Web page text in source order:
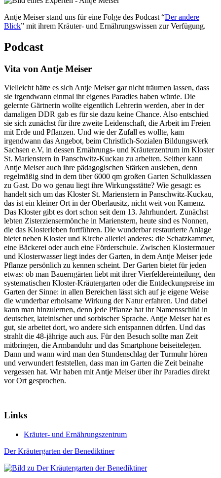
Antje Meiser stand uns für eine Folge des Podcast “Der andere
Blick” mit ihrem Kräuter- und Ernährungswissen zur Verfügung.
Podcast
Vita von Antje Meiser
Vielleicht hätte es sich Antje Meiser gar nicht träumen lassen, dass
sie irgendwann einmal ihr eigenes Paradies haben würde. Die
gelernte Gärtnerin wollte eigentlich Lehrerin werden, aber in der
damaligen DDR gab es für sie dazu keine Chance. Also entschied
sie sich zunächst für ihre zweite Leidenschaft, die Arbeit im Freien
mit Erde und Pflanzen. Und wie der Zufall es wollte, kam
irgendwann das Angebot, beim Christlich-Sozialen Bildungswerk
Sachsen e.V, in dessen Ernährungs- und Kräuterzentrum im Kloster
St. Marienstern in Panschwitz-Kuckau zu arbeiten. Seither kann
Antje Meiser auch ihre pädagogischen Stärken ausleben, denn
regelmäßig sind in dem über 6000 qm großen Garten Schulklassen
zu Gast. Do wo genau liegt ihre Wirkungsstätte? Wie gesagt: es
handelt sich um das Kloster St. Marienstern in Panschwitz-Kuckau,
das ist ein kleiner Ort in der Oberlausitz, nicht weit von Kamenz.
Das Kloster gibt es dort schon seit dem 13. Jahrhundert. Zunächst
lebten Zisterziensermönche in Marienstern, heute sind es Nonnen,
die das Klosterleben fortführen. Die wunderbar restaurierte Anlage
bietet neben Kloster und Kirche allerlei anderes: die Schatzkammer,
eine Bäckerei oder auch eine Förderschule. Zwischen Klostermauer
und Klosterwasser liegt indes der Garten, in dem Antje Meiser jede
Pflanze persönlich zu kennen scheint. Der Garten bietet für jeden
etwas: ob man Bauerngärten liebt mit ihrer Vierfeldereinteilung, den
systematischen Kloster-Kräutergarten oder die Entdeckungsreise im
Garten der Sinne: in allen Bereichen lässt sich auf je eigene Weise
die wunderbar erholsame Wirkung der Natur erfahren. Und dabei
kann man hinzulernen, denn jede Pflanze hat ihr Namensschild in
deutscher, lateinischer und sorbischer Sprache. Antje Meiser hat es
gut, sie arbeitet dort, wo andere sich entspannen dürfen. Und das
strahlt die 48-jährige auch aus. Für den Besuch sollte man Zeit
mitbringen, die Armbanduhr und das Smartphone beiseitelegen.
Dann und wann wird man den Stundenschlag der Turmuhr hören
und verwundert feststellen, dass man im Garten die Zeit beinahe
vergessen hat. Wir haben mit Antje Meiser über ihr Paradies direkt
vor Ort gesprochen.
Links
Kräuter- und Ernährungszentrum
Der Kräutergarten der Benediktiner